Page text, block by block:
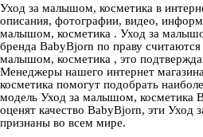
Уход за малышом, косметика в
описания, фотографии, видео,
малышом, косметика . Уход за
бренда BabyBjorn по праву
малышом, косметика , это
Менеджеры нашего интернет
косметика помогут подобрать
модель Уход за малышом, косметика
оценят качество BabyBjorn, эти Уход
признаны во всем мире.